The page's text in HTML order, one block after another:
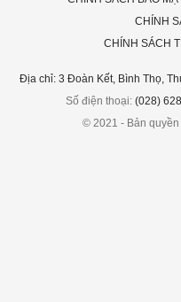
CHÍNH
CHÍNH SÁCH
Địa chỉ: 3 Đoàn Kết, Bình Thọ,
Số điện thoại: (028)
© 2021 - Bản quyền